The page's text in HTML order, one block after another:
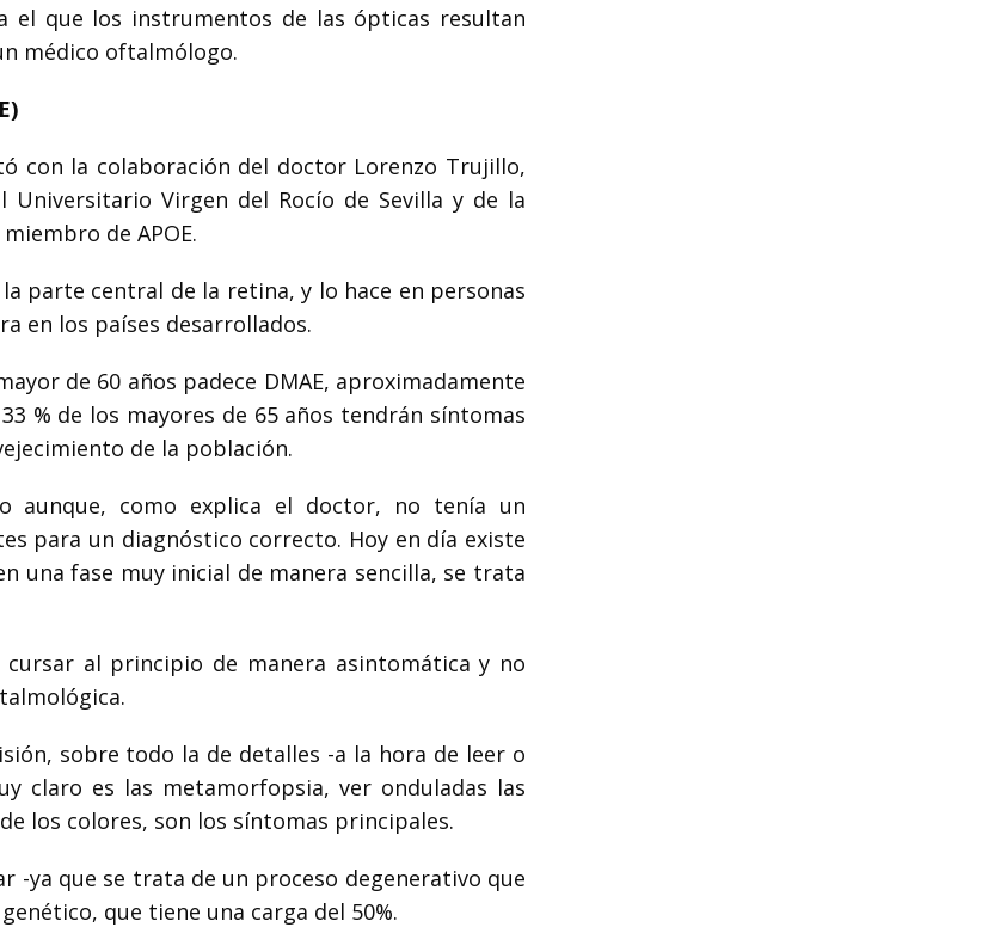
el que los instrumentos de las ópticas resultan
médico oftalmólogo.
con la colaboración del doctor Lorenzo Trujillo,
Virgen del Rocío de Sevilla y de la
de APOE.
parte central de la retina, y lo hace en personas
en los países desarrollados.
de 60 años padece DMAE, aproximadamente
% de los mayores de 65 años tendrán síntomas
de la población.
aunque, como explica el doctor, no tenía un
para un diagnóstico correcto. Hoy en día existe
una fase muy inicial de manera sencilla, se trata
al principio de manera asintomática y no
sobre todo la de detalles -a la hora de leer o
claro es las metamorfopsia, ver onduladas las
los colores, son los síntomas principales.
-ya que se trata de un proceso degenerativo que
que tiene una carga del 50%.